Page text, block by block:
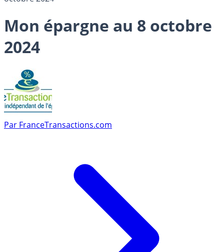
Mon épargne au 8 octobre
2024
Par FranceTransactions.com